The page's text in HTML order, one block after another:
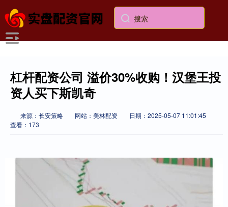
杠杆配资公司 溢价30%收购！汉堡王投
资人买下斯凯奇
来源：长安策略 网站：美林配资
日期：2025-05-07 11:01:45
查看：173